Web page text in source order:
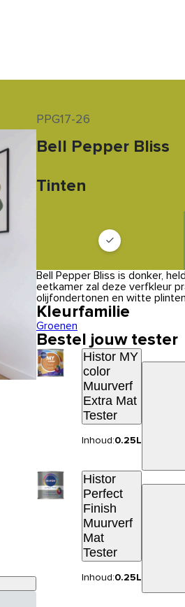
PPG17-26
Bell Pepper Bliss
Tinten
Bell Pepper Bliss is donker,
eetkamer zal deze verfkleur
olijfondertonen en witte
Kleurfamilie
Groenen
Bestel jouw tester
Histor MY
color
Muurverf
Extra Mat
Tester
Inhoud:0.25L
Histor
Perfect
Finish
Muurverf
Mat
Tester
Inhoud:0.25L